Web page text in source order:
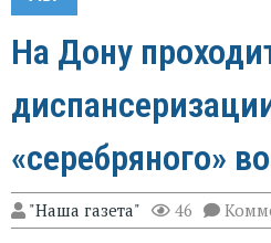
На Дону
«серебряного»
"Наша газета" 46